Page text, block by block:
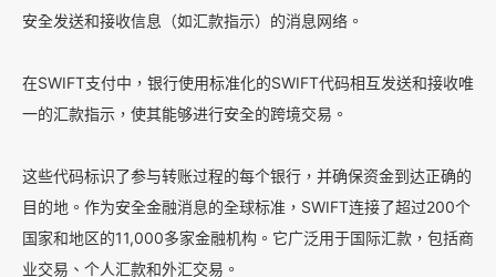
安全发送和接收信息（如汇款指示）的消息网络。
在SWIFT支付中，银行使用标准化的SWIFT代码相互发送和接收唯
一的汇款指示，使其能够进行安全的跨境交易。
这些代码标识了参与转账过程的每个银行，并确保资金到达正确的
目的地。作为安全金融消息的全球标准，SWIFT连接了超过200个
国家和地区的11,000多家金融机构。它广泛用于国际汇款，包括商
业交易、个人汇款和外汇交易。